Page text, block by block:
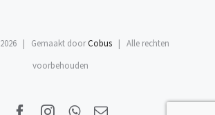
2026 | Gemaakt doorCobus | Alle rechten
voorbehouden
Facebook
Instagram
WhatsApp
E-